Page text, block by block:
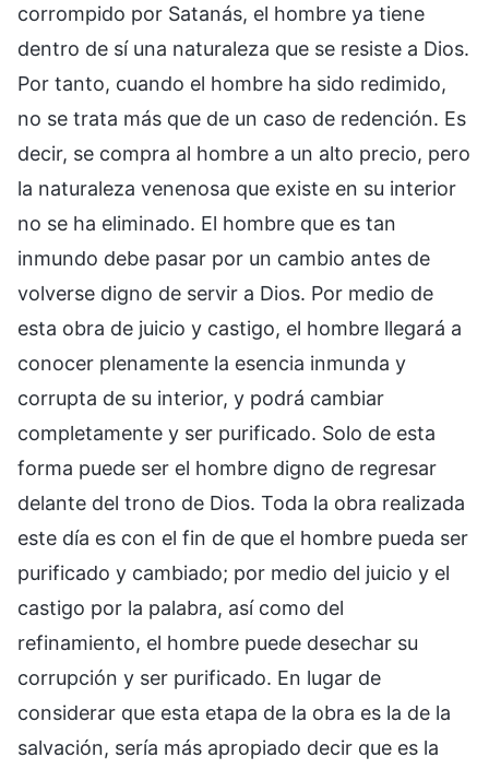
corrompido por Satanás, el hombre ya tiene
dentro de sí una naturaleza que se resiste a Dios.
Por tanto, cuando el hombre ha sido redimido,
no se trata más que de un caso de redención. Es
decir, se compra al hombre a un alto precio, pero
la naturaleza venenosa que existe en su interior
no se ha eliminado. El hombre que es tan
inmundo debe pasar por un cambio antes de
volverse digno de servir a Dios. Por medio de
esta obra de juicio y castigo, el hombre llegará a
conocer plenamente la esencia inmunda y
corrupta de su interior, y podrá cambiar
completamente y ser purificado. Solo de esta
forma puede ser el hombre digno de regresar
delante del trono de Dios. Toda la obra realizada
este día es con el fin de que el hombre pueda ser
purificado y cambiado; por medio del juicio y el
castigo por la palabra, así como del
refinamiento, el hombre puede desechar su
corrupción y ser purificado. En lugar de
considerar que esta etapa de la obra es la de la
salvación, sería más apropiado decir que es la